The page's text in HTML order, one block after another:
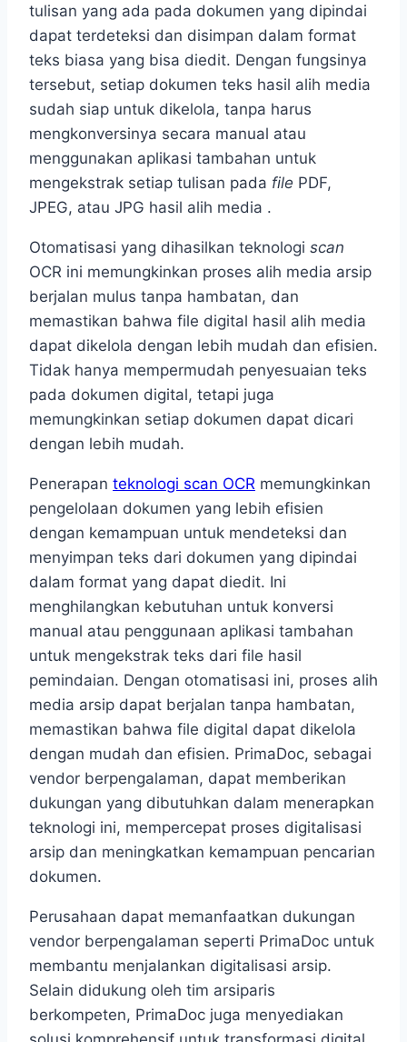
tulisan yang ada pada dokumen yang dipindai
dapat terdeteksi dan disimpan dalam format
teks biasa yang bisa diedit. Dengan fungsinya
tersebut, setiap dokumen teks hasil alih media
sudah siap untuk dikelola, tanpa harus
mengkonversinya secara manual atau
menggunakan aplikasi tambahan untuk
mengekstrak setiap tulisan pada file PDF,
JPEG, atau JPG hasil alih media .
Otomatisasi yang dihasilkan teknologi scan
OCR ini memungkinkan proses alih media arsip
berjalan mulus tanpa hambatan, dan
memastikan bahwa file digital hasil alih media
dapat dikelola dengan lebih mudah dan efisien.
Tidak hanya mempermudah penyesuaian teks
pada dokumen digital, tetapi juga
memungkinkan setiap dokumen dapat dicari
dengan lebih mudah.
Penerapan teknologi scan OCR memungkinkan
pengelolaan dokumen yang lebih efisien
dengan kemampuan untuk mendeteksi dan
menyimpan teks dari dokumen yang dipindai
dalam format yang dapat diedit. Ini
menghilangkan kebutuhan untuk konversi
manual atau penggunaan aplikasi tambahan
untuk mengekstrak teks dari file hasil
pemindaian. Dengan otomatisasi ini, proses alih
media arsip dapat berjalan tanpa hambatan,
memastikan bahwa file digital dapat dikelola
dengan mudah dan efisien. PrimaDoc, sebagai
vendor berpengalaman, dapat memberikan
dukungan yang dibutuhkan dalam menerapkan
teknologi ini, mempercepat proses digitalisasi
arsip dan meningkatkan kemampuan pencarian
dokumen.
Perusahaan dapat memanfaatkan dukungan
vendor berpengalaman seperti PrimaDoc untuk
membantu menjalankan digitalisasi arsip.
Selain didukung oleh tim arsiparis
berkompeten, PrimaDoc juga menyediakan